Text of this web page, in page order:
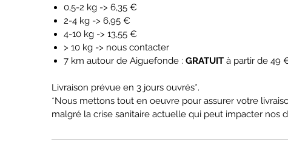
0,5-2 kg -> 6,35 €
2-4 kg -> 6,95 €
4-10 kg -> 13,55 €
> 10 kg -> nous contacter
7 km autour de Aiguefonde : GRATUIT à partir de 49
Livraison prévue en 3 jours ouvrés*.
*Nous mettons tout en oeuvre pour assurer votre
malgré la crise sanitaire actuelle qui peut impacter nos